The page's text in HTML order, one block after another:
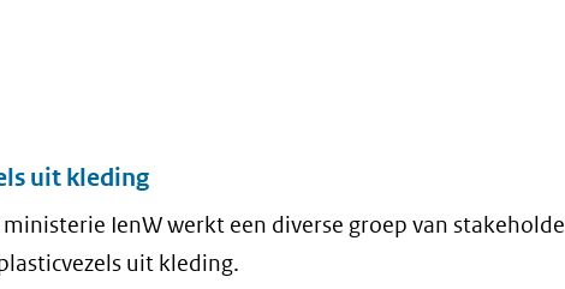
uit kleding
IenW werkt een diverse groep van
uit kleding.